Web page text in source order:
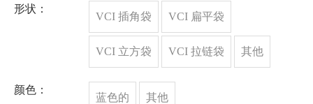
形状：
VCI 插角袋 VCI 扁平袋
VCI 立方袋 VCI 拉链袋 其他
颜色：
蓝色的 其他